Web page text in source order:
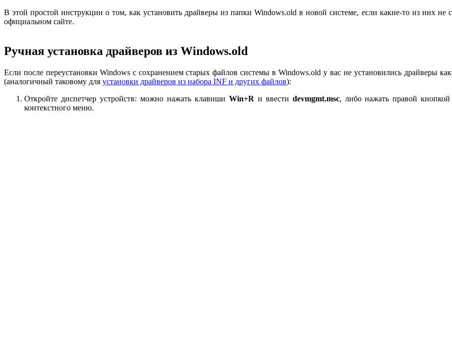
В этой простой инструкции о том, как установить драйверы из папки Windows.old в новой системе, если какие-то из них не
официальном сайте.
Ручная установка драйверов из Windows.old
Если после переустановки Windows с сохранением старых файлов системы в Windows.old у вас не установились драйверы
(аналогичный таковому для установки драйверов из набора INF и других файлов):
Откройте диспетчер устройств: можно нажать клавиши Win+R и ввести devmgmt.msc, либо нажать правой
контекстного меню.